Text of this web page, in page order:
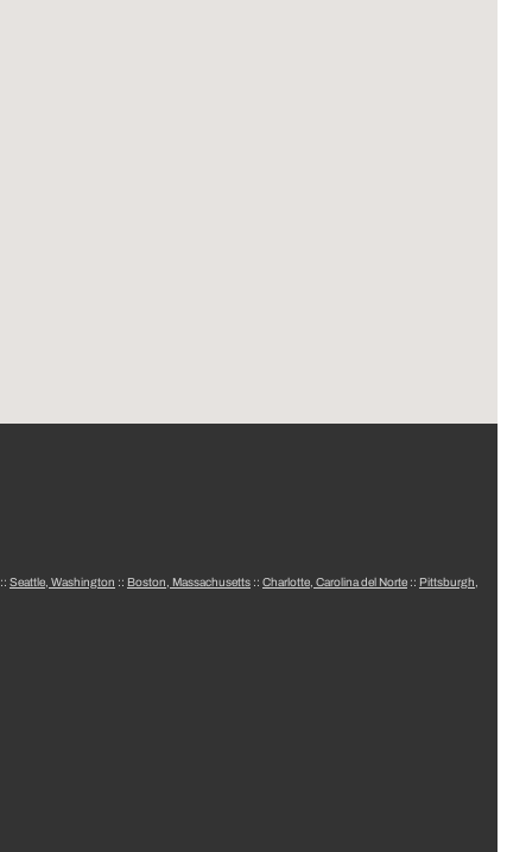
:: Seattle, Washington :: Boston, Massachusetts :: Charlotte, Carolina del Norte :: Pittsburgh,